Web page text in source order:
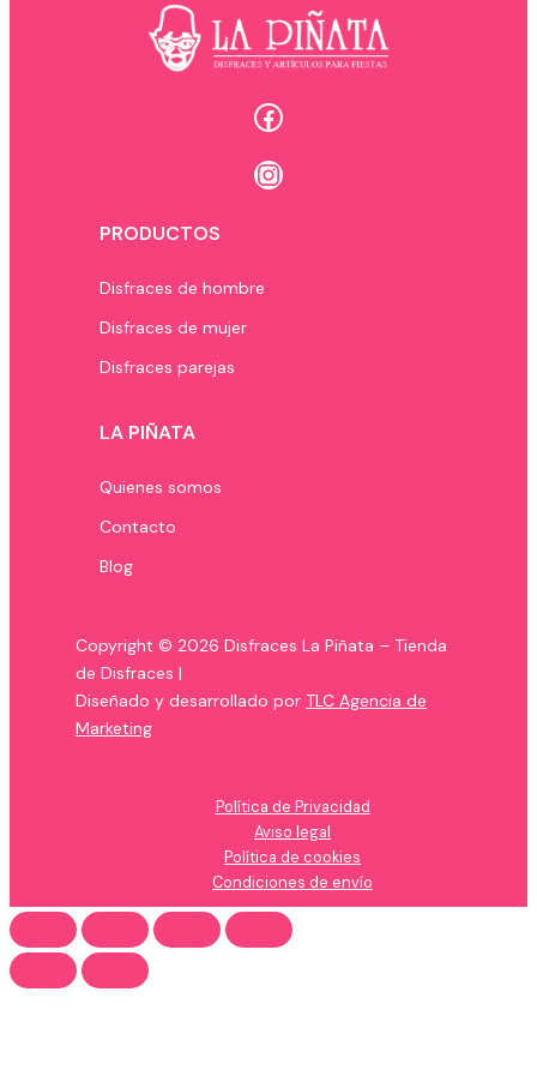
Facebook
Instagram
PRODUCTOS
Disfraces de hombre
Disfraces de mujer
Disfraces parejas
LA PIÑATA
Quienes somos
Contacto
Blog
Copyright © 2026 Disfraces La Piñata – Tienda
de Disfraces |
Diseñado y desarrollado por TLC Agencia de
Marketing
Política de Privacidad
Aviso legal
Política de cookies
Condiciones de envío